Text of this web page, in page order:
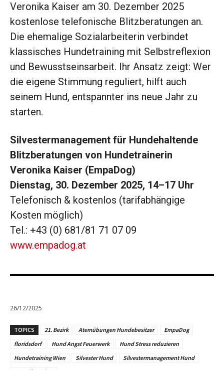
Veronika Kaiser am 30. Dezember 2025
kostenlose telefonische Blitzberatungen an.
Die ehemalige Sozialarbeiterin verbindet
klassisches Hundetraining mit Selbstreflexion
und Bewusstseinsarbeit. Ihr Ansatz zeigt: Wer
die eigene Stimmung reguliert, hilft auch
seinem Hund, entspannter ins neue Jahr zu
starten.
Silvestermanagement für Hundehaltende
Blitzberatungen von Hundetrainerin
Veronika Kaiser (EmpaDog)
Dienstag, 30. Dezember 2025, 14–17 Uhr
Telefonisch & kostenlos (tarifabhängige
Kosten möglich)
Tel.: +43 (0) 681/81 71 07 09
www.empadog.at
26/12/2025
TOPICS 21. Bezirk Atemübungen Hundebesitzer
EmpaDog
floridsdorf
Hund Angst Feuerwerk
Hund Stress reduzieren
Hundetraining Wien
Silvester Hund
Silvestermanagement Hund